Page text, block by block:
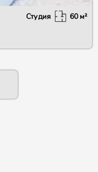
Студия 60м²